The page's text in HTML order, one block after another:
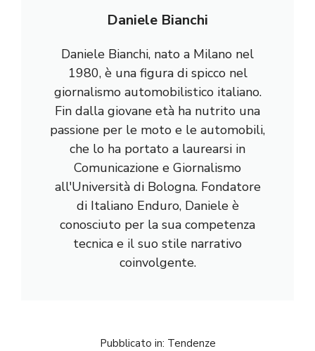
Daniele Bianchi
Daniele Bianchi, nato a Milano nel
1980, è una figura di spicco nel
giornalismo automobilistico italiano.
Fin dalla giovane età ha nutrito una
passione per le moto e le automobili,
che lo ha portato a laurearsi in
Comunicazione e Giornalismo
all'Università di Bologna. Fondatore
di Italiano Enduro, Daniele è
conosciuto per la sua competenza
tecnica e il suo stile narrativo
coinvolgente.
Pubblicato in: Tendenze